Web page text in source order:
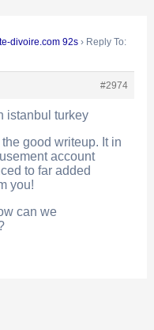
divoire.com 92s › Reply To:
#2974
istanbul turkey
good writeup. It in
account
to far added
you!
can we